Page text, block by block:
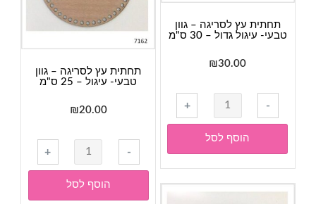
40
תחתית עץ לסריגה – גוון
טבעי- עיגול גדול – 30 ס"מ
₪30.00
-
כמות
של
תחתית
עץ
לסריגה
-
+
הוסף לסל
תחתית עץ לסריגה – גוון
טבעי- עיגול – 25 ס"מ
₪20.00
-
כמות
של
תחתית
עץ
+
הוסף לסל